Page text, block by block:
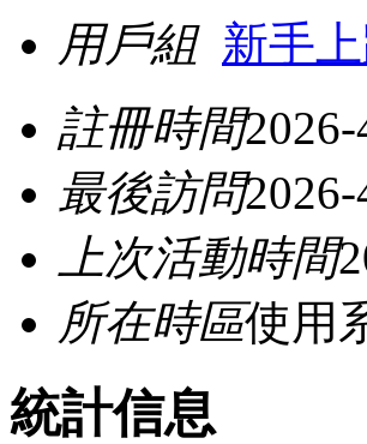
用戶組 新手
註冊時間
最後訪問
上次活動時間
所在時區使用
統計信息